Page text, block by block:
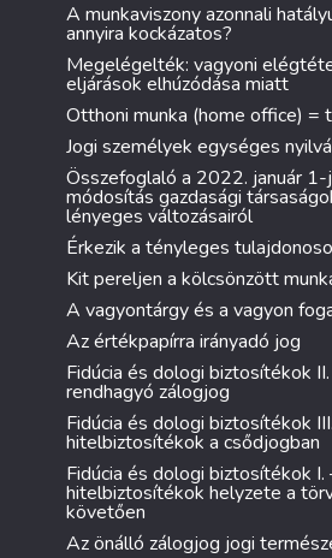
A munkaviszony azonnali
annyira kockázatos?
Megelégelték: vagyoni
eljárások elhúzódása miatt
Otthoni munka (home office) =
Jogi személyek egységes
Összefoglaló a 2022. január
módosítás gazdasági
lényeges változásairól
Érkezik a tényleges
Kit pereljen a kölcsönzött
A vagyontárgy és a vagyon
Az értékpapírra irányadó jog
Fidúcia és dologi biztosítékok
rendhagyó zálogjog
Fidúcia és dologi biztosítékok
hitelbiztosítékok a csődjogban
Fidúcia és dologi biztosítékok I.
hitelbiztosítékok helyzete a
követően
Az önálló zálogjog jogi